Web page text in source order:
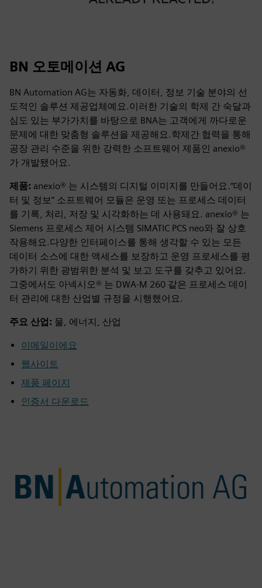
BN 오토메이션 AG
BN Automation AG는 자동화, 데이터, 정보 기술 분야의 선
도적인 솔루션 제공업체예요.이러한 기술의 학제 간 숙달과
심도 있는 부가가치를 바탕으로 BNA는 고객에게 까다로운
문제에 대한 맞춤형 솔루션을 제공해요.학제간 협력을 통해
공장 관리 수준을 위한 강력한 소프트웨어 제품인 anexio®
가 개발됐어요.
제품: anexio® 는 시스템의 디지털 이미지를 만들어요.“데이
터 및 정보” 소프트웨어 모듈은 운영 또는 프로세스 데이터
를 기록, 처리, 저장 및 시각화하는 데 사용돼요. anexio® 는
Siemens 프로세스 제어 시스템 SIMATIC PCS neo와 잘 상호
작용해요.다양한 인터페이스를 통해 생각할 수 있는 모든
데이터 소스에 대한 액세스를 보장하고 운영 프로세스를 평
가하기 위한 광범위한 분석 및 보고 도구를 갖추고 있어요.
그중에서도 아넥시오® 는 DWA-M 260 같은 프로세스 데이
터 관리에 대한 산업별 규정을 시행했어요.
주요 산업: 물, 에너지, 산업
이메일이에요
웹사이트
제품 페이지
인증서 다운로드